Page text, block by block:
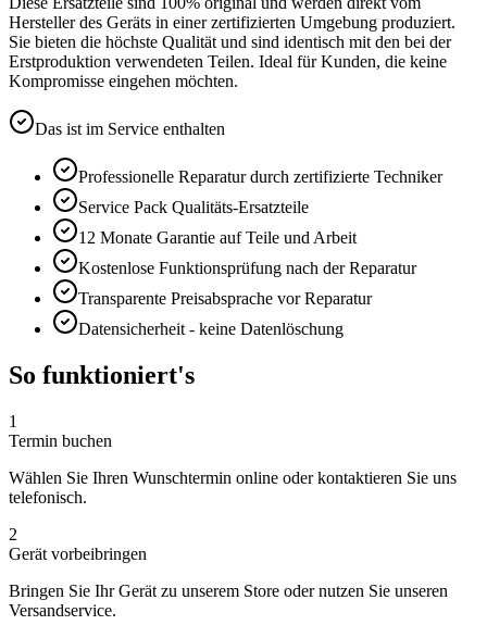
Hersteller des Geräts in einer zertifizierten Umgebung produziert.
Sie bieten die höchste Qualität und sind identisch mit den bei der
Erstproduktion verwendeten Teilen. Ideal für Kunden, die keine
Kompromisse eingehen möchten.
Das ist im Service enthalten
Professionelle Reparatur durch zertifizierte Techniker
Service Pack Qualitäts-Ersatzteile
12 Monate Garantie auf Teile und Arbeit
Kostenlose Funktionsprüfung nach der Reparatur
Transparente Preisabsprache vor Reparatur
Datensicherheit - keine Datenlöschung
So funktioniert's
1
Termin buchen
Wählen Sie Ihren Wunschtermin online oder kontaktieren Sie uns
telefonisch.
2
Gerät vorbeibringen
Bringen Sie Ihr Gerät zu unserem Store oder nutzen Sie unseren
Versandservice.